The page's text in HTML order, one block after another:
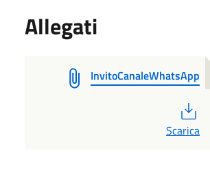
Allegati
InvitoCanaleWhatsApp
Scarica